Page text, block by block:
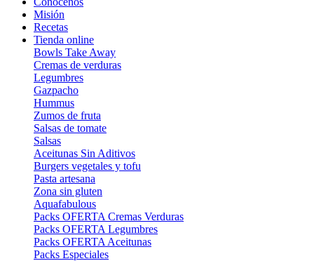
Misión
Recetas
Tienda online
Bowls Take Away
Cremas de verduras
Legumbres
Gazpacho
Hummus
Zumos de fruta
Salsas de tomate
Salsas
Aceitunas Sin Aditivos
Burgers vegetales y tofu
Pasta artesana
Zona sin gluten
Aquafabulous
Packs OFERTA Cremas Verduras
Packs OFERTA Legumbres
Packs OFERTA Aceitunas
Packs Especiales